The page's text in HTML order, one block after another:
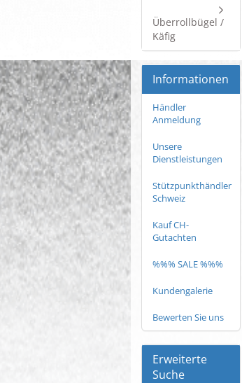
Überrollbügel /
Käfig
Informationen
Händler
Anmeldung
Unsere
Dienstleistungen
Stützpunkthändler
Schweiz
Kauf CH-
Gutachten
%%% SALE %%%
Kundengalerie
Bewerten Sie uns
Erweiterte
Suche